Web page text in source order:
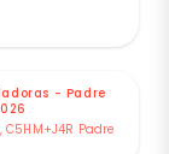
- Padre
Padre